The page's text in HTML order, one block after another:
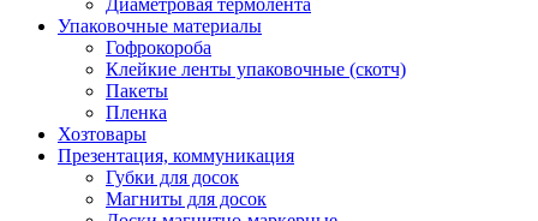
Диаметровая термолента
Упаковочные материалы
Гофрокороба
Клейкие ленты упаковочные (скотч)
Пакеты
Пленка
Хозтовары
Презентация, коммуникация
Губки для досок
Магниты для досок